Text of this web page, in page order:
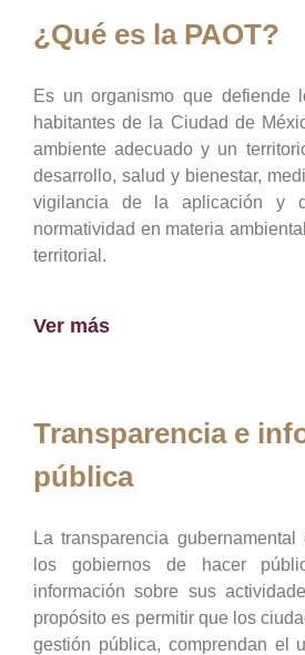
¿Qué es la PAOT?
Es un organismo que defiende
habitantes de la Ciudad de
ambiente adecuado y un
desarrollo, salud y bienestar,
vigilancia de la aplicación y
normatividad en materia
territorial.
Ver más
Transparencia e
pública
La transparencia
los gobiernos de hacer
información sobre sus
propósito es permitir que los
gestión pública, comprendan el